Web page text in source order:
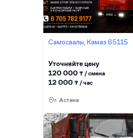
Самосвалы, Камаз 65115
Уточняйте цену
120 000 ₸ / сменa
12 000 ₸ / час
г. Астана